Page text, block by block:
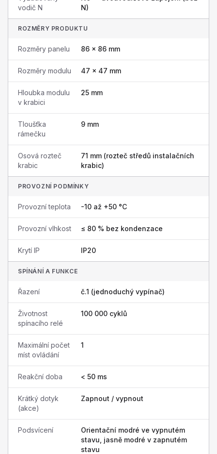
vodič N
N)
ROZMĚRY PRODUKTU
Rozměry panelu 86 × 86 mm
Rozměry modulu 47 × 47 mm
Hloubka modulu
v krabici
25 mm
Tloušťka
rámečku
9 mm
Osová rozteč
krabic
71 mm (rozteč středů instalačních
krabic)
PROVOZNÍ PODMÍNKY
Provozní teplota -10 až +50 °C
Provozní vlhkost ≤ 80 % bez kondenzace
Krytí IP IP20
SPÍNÁNÍ A FUNKCE
Řazení č.1 (jednoduchý vypínač)
Životnost
spínacího relé
100 000 cyklů
Maximální počet
míst ovládání
1
Reakční doba < 50 ms
Krátký dotyk
(akce)
Zapnout / vypnout
Podsvícení
Orientační modré ve vypnutém
stavu, jasně modré v zapnutém
stavu